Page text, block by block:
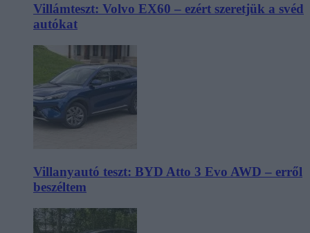
Villámteszt: Volvo EX60 – ezért szeretjük a svéd
autókat
Villanyautó teszt: BYD Atto 3 Evo AWD – erről
beszéltem